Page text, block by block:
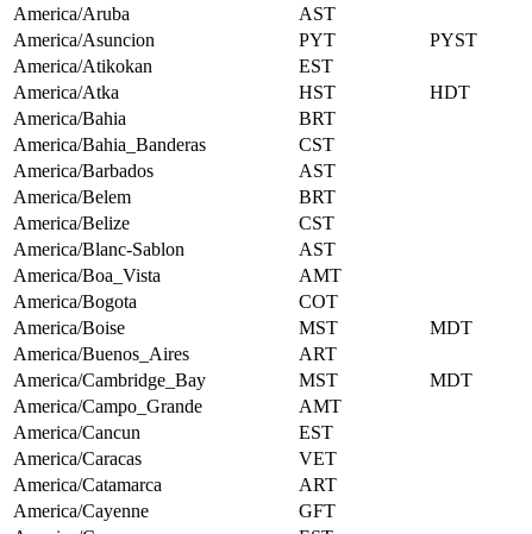
America/Aruba
AST
America/Asuncion
PYT PYST
America/Atikokan
EST
America/Atka
HST HDT
America/Bahia
BRT
America/Bahia_Banderas
CST
America/Barbados
AST
America/Belem
BRT
America/Belize
CST
America/Blanc-Sablon
AST
America/Boa_Vista
AMT
America/Bogota
COT
America/Boise
MST MDT
America/Buenos_Aires
ART
America/Cambridge_Bay
MST MDT
America/Campo_Grande
AMT
America/Cancun
EST
America/Caracas
VET
America/Catamarca
ART
America/Cayenne
GFT